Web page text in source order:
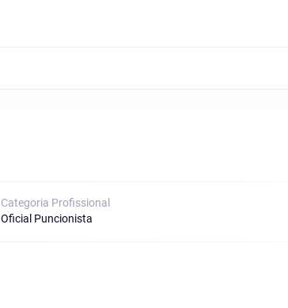
Categoria Proﬁssional
Oficial Puncionista